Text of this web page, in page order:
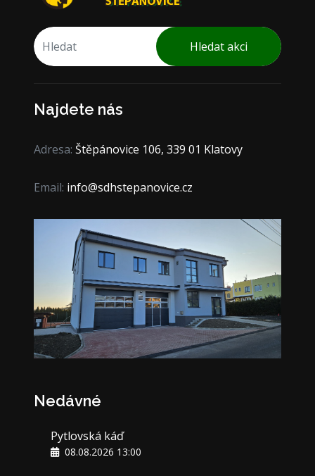
Hledat akci
Najdete nás
Adresa: Štěpánovice 106, 339 01 Klatovy
Email: info@sdhstepanovice.cz
Nedávné
Pytlovská káď
08.08.2026 13:00